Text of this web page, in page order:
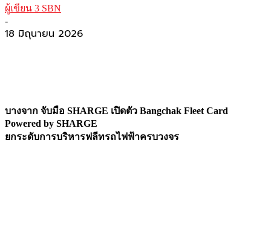
ผู้เขียน 3 SBN
-
18 มิถุนายน 2026
บางจาก จับมือ SHARGE เปิดตัว Bangchak Fleet Card
Powered by SHARGE
ยกระดับการบริหารฟลีทรถไฟฟ้าครบวงจร